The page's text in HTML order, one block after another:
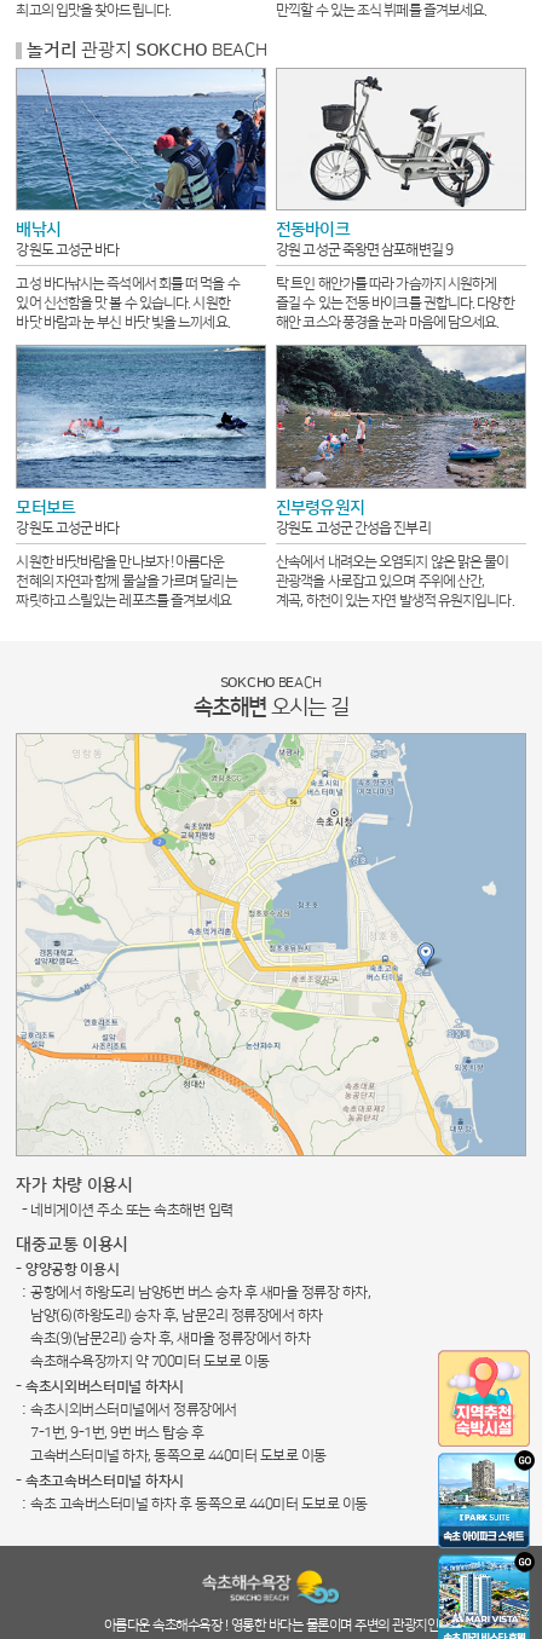
최고의 입맛을 찾아드립니다.
만끽할 수 있는 조식 뷔페를 즐겨보세요.
놀거리 관광지 SOKCHO BEACH
배낚시
강원도 고성군 바다
고성 바다낚시는 즉석에서 회를 떠 먹을 수
있어 신선함을 맛 볼 수 있습니다. 시원한
바닷 바람과 눈 부신 바닷 빛을 느끼세요.
전동바이크
강원 고성군 죽왕면 삼포해변길 9
탁 트인 해안가를 따라 가슴까지 시원하게
즐길 수 있는 전동 바이크를 권합니다. 다양한
해안 코스와 풍경을 눈과 마음에 담으세요.
모터보트
강원도 고성군 바다
시원한 바닷바람을 만나보자 ! 아름다운
천혜의 자연과 함께 물살을 가르며 달리는
짜릿하고 스릴있는 레포츠를 즐겨보세요
진부령유원지
강원도 고성군 간성읍 진부리
산속에서 내려오는 오염되지 않은 맑은 물이
관광객을 사로잡고 있으며 주위에 산간,
계곡, 하천이 있는 자연 발생적 유원지입니다.
SOKCHOBEACH
속초해변오시는 길
자가 차량 이용시
- 네비게이션 주소 또는 속초해변 입력
대중교통 이용시
- 양양공항 이용시
: 공항에서 하왕도리 남양6번 버스 승차 후 새마을 정류장 하차,
남양(6)(하왕도리) 승차 후, 남문2리 정류장에서 하차
속초(9)(남문2리) 승차 후, 새마을 정류장에서 하차
속초해수욕장까지 약 700미터 도보로 이동
- 속초시외버스터미널 하차시
: 속초시외버스터미널에서 정류장에서
7-1번, 9-1번, 9번 버스 탑승 후
고속버스터미널 하차, 동쪽으로 440미터 도보로 이동
- 속초고속버스터미널 하차시
: 속초 고속버스터미널 하차 후 동쪽으로 440미터 도보로 이동
아름다운 속초해수욕장 ! 영롱한 바다는 물론이며 주변의 관광지인